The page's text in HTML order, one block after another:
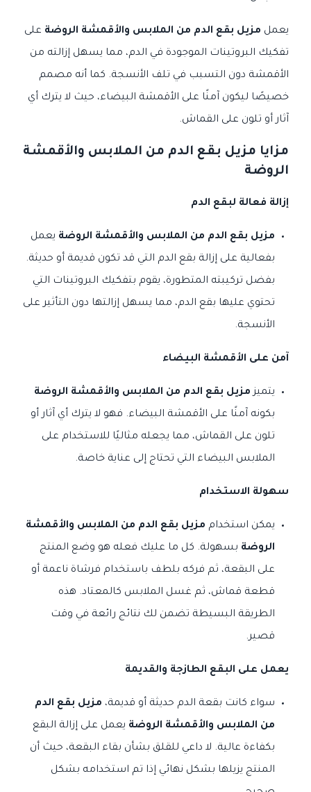
يعمل مزيل بقع الدم من الملابس والأقمشة الروضة على
تفكيك البروتينات الموجودة في الدم، مما يسهل إزالته من
الأقمشة دون التسبب في تلف الأنسجة. كما أنه مصمم
خصيصًا ليكون آمنًا على الأقمشة البيضاء، حيث لا يترك أي
آثار أو تلون على القماش.
مزايا مزيل بقع الدم من الملابس والأقمشة
الروضة
إزالة فعالة لبقع الدم
مزيل بقع الدم من الملابس والأقمشة الروضة يعمل
بفعالية على إزالة بقع الدم التي قد تكون قديمة أو حديثة.
بفضل تركيبته المتطورة، يقوم بتفكيك البروتينات التي
تحتوي عليها بقع الدم، مما يسهل إزالتها دون التأثير على
الأنسجة.
آمن على الأقمشة البيضاء
يتميزمزيل بقع الدم من الملابس والأقمشة الروضة
بكونه آمنًا على الأقمشة البيضاء. فهو لا يترك أي آثار أو
تلون على القماش، مما يجعله مثاليًا للاستخدام على
الملابس البيضاء التي تحتاج إلى عناية خاصة.
سهولة الاستخدام
يمكن استخدام مزيل بقع الدم من الملابس والأقمشة
الروضة بسهولة. كل ما عليك فعله هو وضع المنتج
على البقعة، ثم فركه بلطف باستخدام فرشاة ناعمة أو
قطعة قماش، ثم غسل الملابس كالمعتاد. هذه
الطريقة البسيطة تضمن لك نتائج رائعة في وقت
قصير.
يعمل على البقع الطازجة والقديمة
سواء كانت بقعة الدم حديثة أو قديمة، مزيل بقع الدم
من الملابس والأقمشة الروضة يعمل على إزالة البقع
بكفاءة عالية. لا داعي للقلق بشأن بقاء البقعة، حيث أن
المنتج يزيلها بشكل نهائي إذا تم استخدامه بشكل